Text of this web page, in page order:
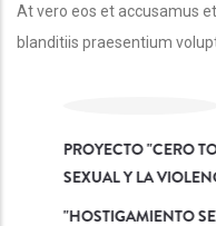
At vero eos et accusamus
blanditiis praesentium